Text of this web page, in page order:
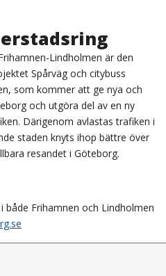
Lindholmen är den
Spårväg och citybuss
som kommer att ge nya och
och utgöra del av en ny
Därigenom avlastas trafiken i
staden knyts ihop bättre över
resandet i Göteborg.
både Frihamnen och Lindholmen